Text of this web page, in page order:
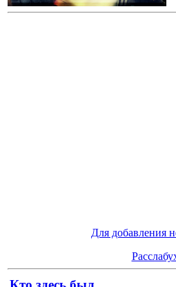
Для добавления